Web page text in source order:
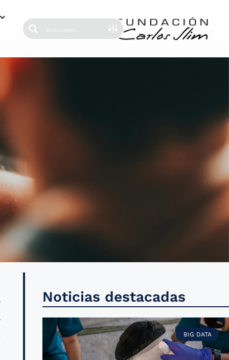
Noticias destacadas
BIG DATA